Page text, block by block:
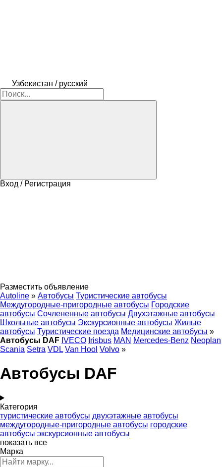
Узбекистан / русский
Вход / Регистрация
Разместить объявление
Autoline » Автобусы Туристические автобусы
Междугородные-пригородные автобусы Городские
автобусы Сочлененные автобусы Двухэтажные автобусы
Школьные автобусы Экскурсионные автобусы Жилые
автобусы Туристические поезда Медицинские автобусы »
Автобусы DAF IVECO Irisbus MAN Mercedes-Benz Neoplan
Scania Setra VDL Van Hool Volvo »
Автобусы DAF
Категория
туристические автобусы двухэтажные автобусы
междугородные-пригородные автобусы городские
автобусы экскурсионные автобусы
показать все
Марка